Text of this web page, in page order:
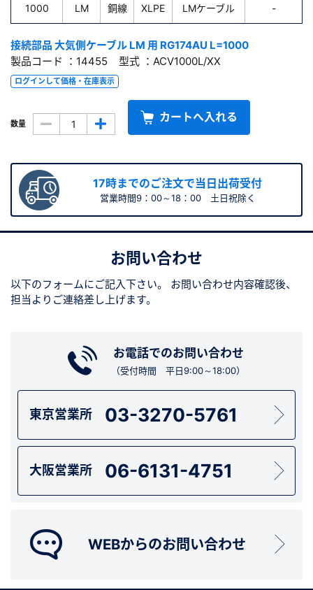
1000 LM 銅線 XLPE LMケーブル -
接続部品 大気側ケーブル LM 用 RG174AU L=1000
製品コード ：14455 型式 ：ACV1000L/XX
ログインして価格・在庫表示
数量 カートへ入れる
17時までのご注文で当日出荷受付
営業時間9：00～18：00 土日祝除く
お問い合わせ
以下のフォームにご記入下さい。
お問い合わせ内容確認後、
担当よりご連絡差し上げます。
お電話でのお問い合わせ
（受付時間 平日9:00～18:00）
東京営業所 03-3270-5761
大阪営業所 06-6131-4751
WEBからのお問い合わせ